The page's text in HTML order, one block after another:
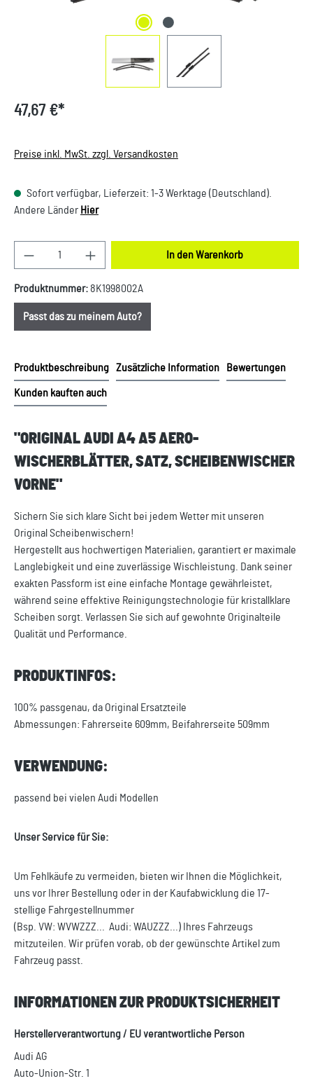
47,67 €*
Preise inkl. MwSt. zzgl. Versandkosten
Sofort verfügbar, Lieferzeit: 1-3 Werktage (Deutschland).
Andere Länder Hier
Produkt Anzahl: Gib den gewünschten Wert ein
In den Warenkorb
Produktnummer: 8K1998002A
Passt das zu meinem Auto?
Produktbeschreibung Zusätzliche Information Bewertungen
Kunden kauften auch
"ORIGINAL AUDI A4 A5 AERO-
WISCHERBLÄTTER, SATZ, SCHEIBENWISCHER
VORNE"
Sichern Sie sich klare Sicht bei jedem Wetter mit unseren
Original Scheibenwischern!
Hergestellt aus hochwertigen Materialien, garantiert er maximale
Langlebigkeit und eine zuverlässige Wischleistung. Dank seiner
exakten Passform ist eine einfache Montage gewährleistet,
während seine effektive Reinigungstechnologie für kristallklare
Scheiben sorgt. Verlassen Sie sich auf gewohnte Originalteile
Qualität und Performance.
PRODUKTINFOS:
100% passgenau, da Original Ersatzteile
Abmessungen: Fahrerseite 609mm, Beifahrerseite 509mm
VERWENDUNG:
passend bei vielen Audi Modellen
Unser Service für Sie:
Um Fehlkäufe zu vermeiden, bieten wir Ihnen die Möglichkeit,
uns vor Ihrer Bestellung oder in der Kaufabwicklung die 17-
stellige Fahrgestellnummer
(Bsp. VW: WVWZZZ... Audi: WAUZZZ...) Ihres Fahrzeugs
mitzuteilen. Wir prüfen vorab, ob der gewünschte Artikel zum
Fahrzeug passt.
INFORMATIONEN ZUR PRODUKTSICHERHEIT
Herstellerverantwortung / EU verantwortliche Person
Audi AG
Auto-Union-Str. 1